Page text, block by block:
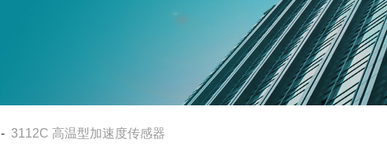
-3112C 高温型加速度传感器